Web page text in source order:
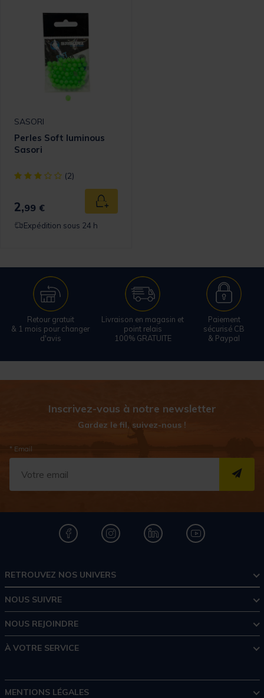
SASORI
Perles Soft luminous
Sasori
[object Object] out of 5 Customer Rating
(2)
2,99 € Ajouter au panier
Expédition sous 24 h
Retour gratuit
& 1 mois pour changer
d'avis
Livraison en magasin et
point relais
100% GRATUITE
Paiement
sécurisé CB
& Paypal
Inscrivez-vous à notre newsletter
Gardez le fil, suivez-nous !
* Email
RETROUVEZ NOS UNIVERS
NOUS SUIVRE
NOUS REJOINDRE
À VOTRE SERVICE
MENTIONS LÉGALES